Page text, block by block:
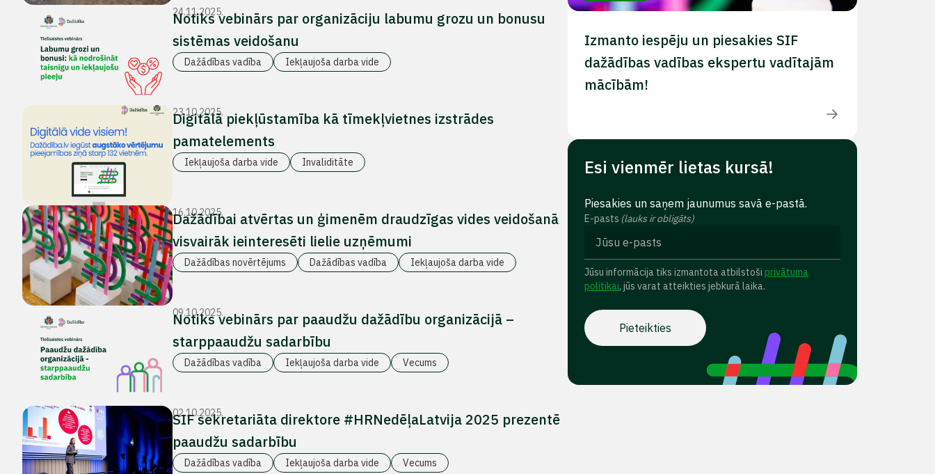
24.11.2025.
Notiks vebinārs par organizāciju labumu grozu un bonusu
sistēmas veidošanu
Dažādības vadība Iekļaujoša darba vide
23.10.2025.
Digitālā piekļūstamība kā tīmekļvietnes izstrādes
pamatelements
Iekļaujoša darba vide Invaliditāte
16.10.2025.
Dažādībai atvērtas un ģimenēm draudzīgas vides veidošanā
visvairāk ieinteresēti lielie uzņēmumi
Dažādības novērtējums Dažādības vadība Iekļaujoša darba vide
09.10.2025.
Notiks vebinārs par paaudžu dažādību organizācijā –
starppaaudžu sadarbību
Dažādības vadība Iekļaujoša darba vide Vecums
02.10.2025.
SIF sekretariāta direktore #HRNedēļaLatvija 2025 prezentē
paaudžu sadarbību
Dažādības vadība Iekļaujoša darba vide Vecums
Izmanto iespēju un piesakies SIF
dažādības vadības ekspertu vadītajām
mācībām!
Esi vienmēr lietas kursā!
Piesakies un saņem jaunumus savā e-pastā.
E-pasts (lauks ir obligāts)
Jūsu informācija tiks izmantota atbilstoši privātuma
politikai, jūs varat atteikties jebkurā laika.